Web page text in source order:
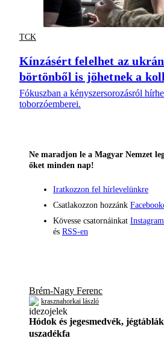
TCK
Kínzásért felelhet az
börtönből is jöhetnek a
Fókuszban a kényszersorozásról
toborzóemberei.
Ne maradjon le a Magyar Nemzet
őket minden nap!
Iratkozzon fel hírlevelünkre
Csatlakozzon hozzánk
Kövesse csatornáinkat
és RSS-en
Brém-Nagy Ferenc
krasznahorkai lászló
Hódok és jegesmedvék,
uszadékfa